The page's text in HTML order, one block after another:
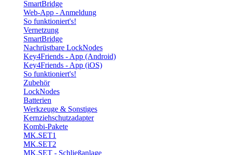
SmartBridge
Web-App - Anmeldung
So funktioniert's!
Vernetzung
SmartBridge
Nachrüstbare LockNodes
Key4Friends - App (Android)
Key4Friends - App (iOS)
So funktioniert's!
Zubehör
LockNodes
Batterien
Werkzeuge & Sonstiges
Kernziehschutzadapter
Kombi-Pakete
MK.SET1
MK.SET2
MK.SET - Schließanlage